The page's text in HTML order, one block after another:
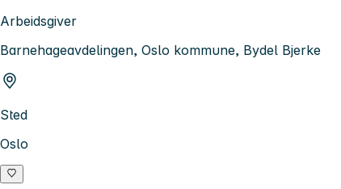
Arbeidsgiver
Barnehageavdelingen, Oslo kommune, Bydel Bjerke
Sted
Oslo